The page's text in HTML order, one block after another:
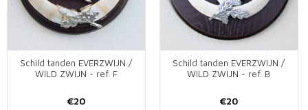
Schild tanden EVERZWIJN /
WILD ZWIJN - ref. F
€20
Schild tanden EVERZWIJN /
WILD ZWIJN - ref. B
€20